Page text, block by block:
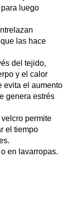
luego
las hace
del tejido,
y el calor
evita el aumento
genera estrés
permite
el tiempo
en lavarropas.